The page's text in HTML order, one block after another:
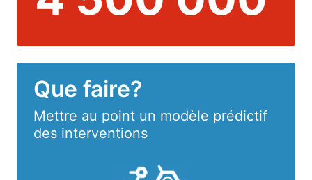
Que faire?
Mettre au point un modèle prédictif
des interventions